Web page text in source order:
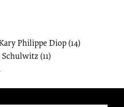
Philippe Diop (14)
(11)